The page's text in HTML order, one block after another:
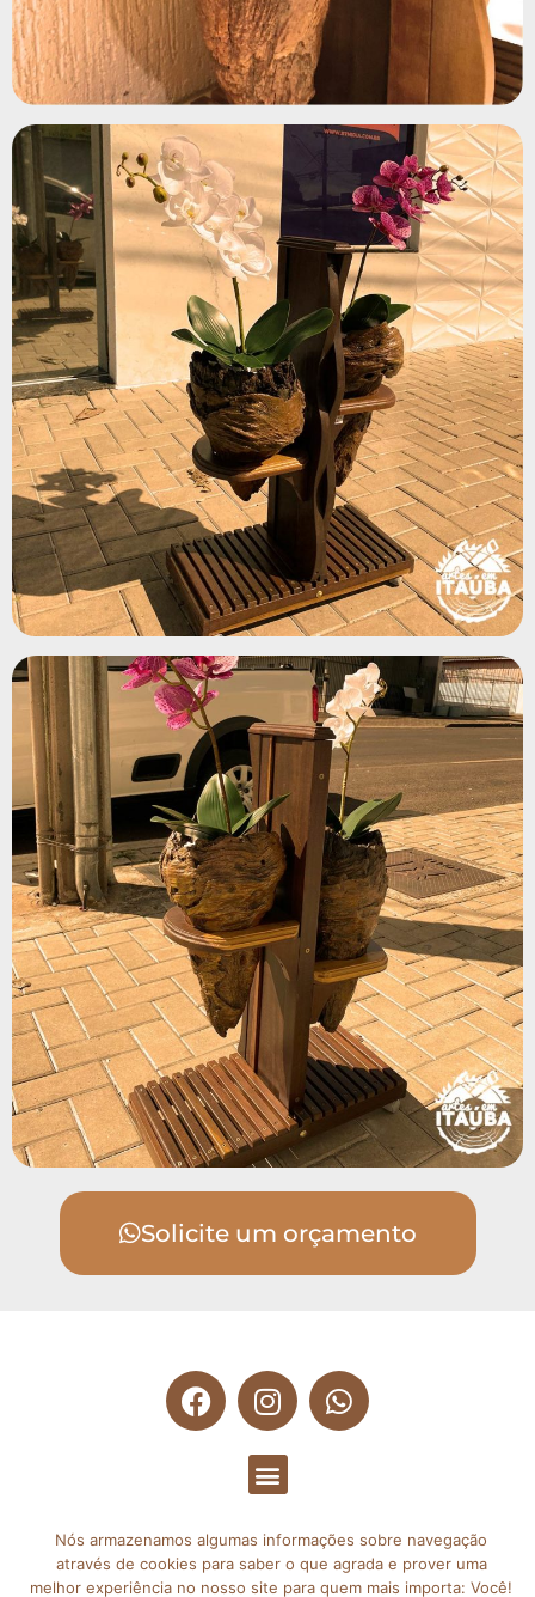
Solicite um orçamento
© 2025 ARTES EM ITAÚBA | TODOS OS DIRETOS
RESERVADOS
Nós armazenamos algumas informações sobre navegação
através de cookies para saber o que agrada e prover uma
melhor experiência no nosso site para quem mais importa: Você!